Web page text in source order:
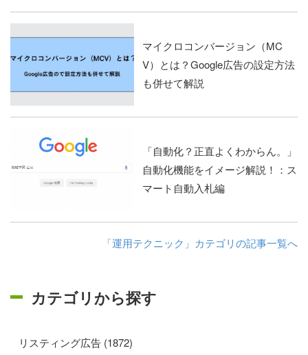
マイクロコンバージョン（MC
V）とは？Google広告の設定方法
も併せて解説
「自動化？正直よくわからん。」
自動化機能をイメージ解説！：ス
マート自動入札編
「運用テクニック」カテゴリの記事一覧へ
カテゴリから探す
リスティング広告 (1872)